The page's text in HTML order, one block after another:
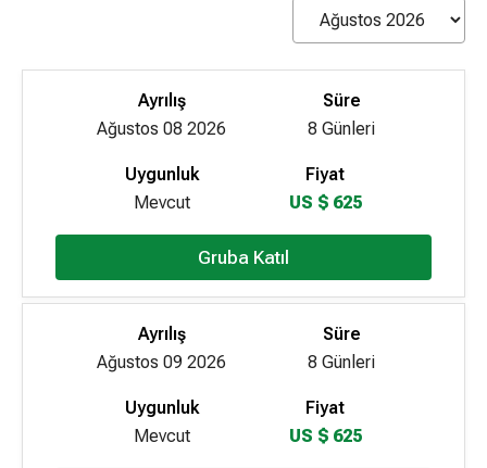
Ayrılış
Ağustos 08 2026
Süre
8 Günleri
Uygunluk
Mevcut
Fiyat
US $ 625
Gruba Katıl
Ayrılış
Ağustos 09 2026
Süre
8 Günleri
Uygunluk
Mevcut
Fiyat
US $ 625